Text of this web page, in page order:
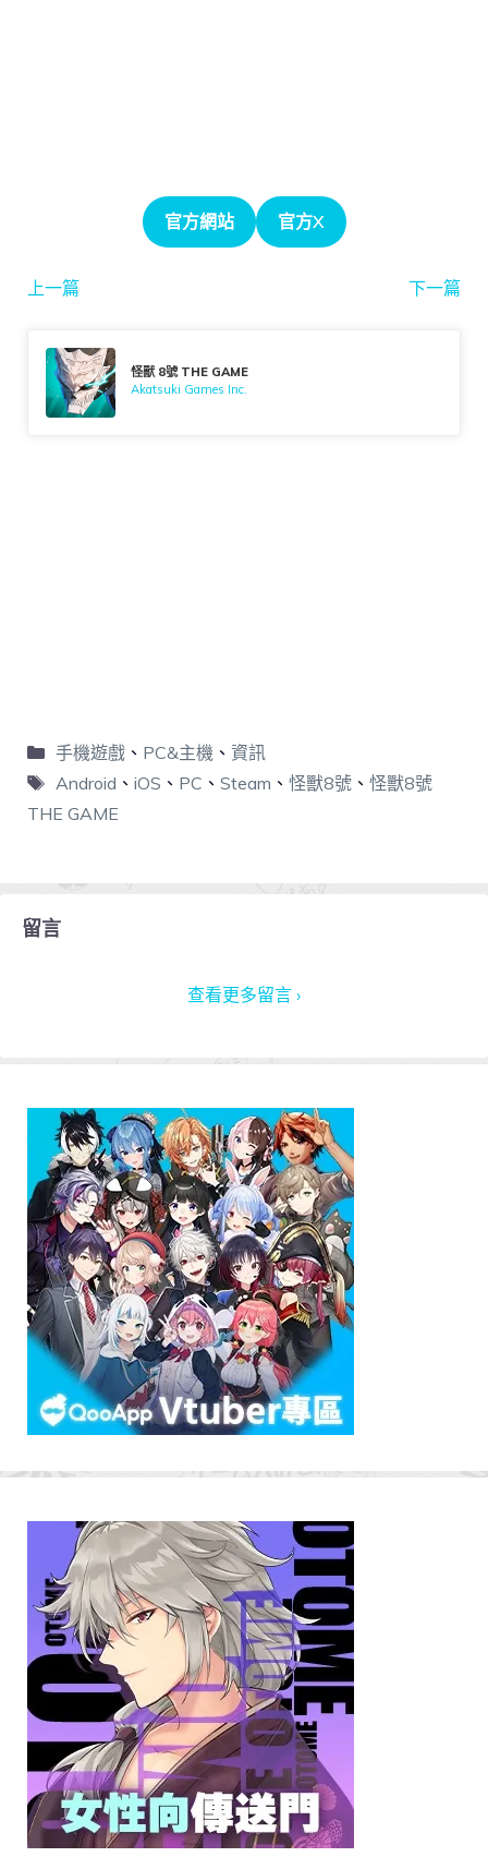
官方網站 官方X
上一篇 下一篇
怪獸 8號 THE GAME
Akatsuki Games Inc.
手機遊戲、 PC&主機、 資訊
Android 、 iOS 、 PC 、 Steam 、 怪獸8號、 怪獸8號
THE GAME
留言
查看更多留言 ›